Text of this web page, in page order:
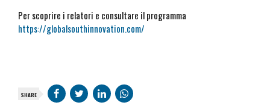
Per scoprire i relatori e consultare il programma
https://globalsouthinnovation.com/
SHARE